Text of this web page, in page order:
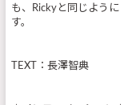
も、Rickyと同じよう
す。
TEXT：長澤智典